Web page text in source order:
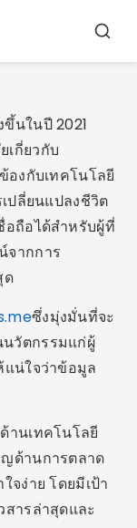
บัส
นในปี 2021
กี่ยวกับ
องกับเทคโนโลยี
ปลี่ยนแปลงชีวิต
อถือได้สำหรับผู้ที่
จากการ
ด
ซึ่งมุ่งมั่นที่จะ
วัตกรรมแก่ผู้
แน่ใจว่าข้อมูล
านเทคโนโลยี
ด้านการตลาด
จง่าย โดยมีเป้า
สารล่าสุดและ